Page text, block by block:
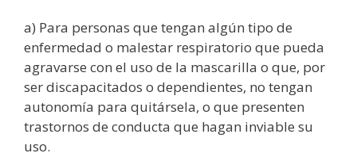
a) Para personas que tengan algún tipo de
enfermedad o malestar respiratorio que pueda
agravarse con el uso de la mascarilla o que, por
ser discapacitados o dependientes, no tengan
autonomía para quitársela, o que presenten
trastornos de conducta que hagan inviable su
uso.